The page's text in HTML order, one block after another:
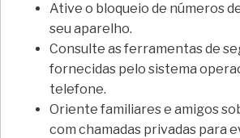
Ative o bloqueio de números
seu aparelho.
Consulte as ferramentas de
fornecidas pelo sistema
telefone.
Oriente familiares e amigos
com chamadas privadas para